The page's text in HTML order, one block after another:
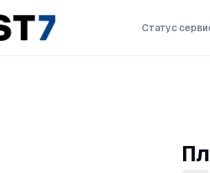
Статус